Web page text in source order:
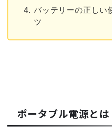
バッテリーの正しい
ツ
ポータブル電源と